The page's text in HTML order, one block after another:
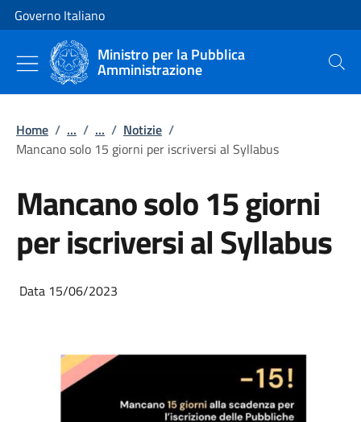
Vai al contenuto
Vai alla navigazione del sito
Governo Italiano
Ministro per la Pubblica
Amministrazione Cerca
Home / ... / ... / Notizie /
Mancano solo 15 giorni per iscriversi al Syllabus
Mancano solo 15 giorni
per iscriversi al Syllabus
Data 15/06/2023